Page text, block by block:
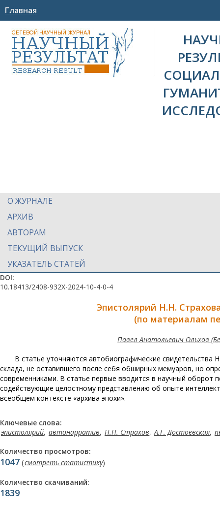
Главная
О ЖУРНАЛЕ
АРХИВ
АВТОРАМ
ТЕКУЩИЙ ВЫПУСК
УКАЗАТЕЛЬ СТАТЕЙ
DOI:
10.18413/2408-932X-2024-10-4-0-4
Эпистолярий Н.Н.
(по материалам
Павел Анатольевич Ольхов
В статье уточняются автобиографические свидетельства
склада, не оставившего после себя обширных мемуаров, но
современниками. В статье первые вводится в научный оборот
содействующие целостному представлению об опыте
всеобщем контексте «архива эпохи».
Ключевые слова:
эпистолярий, автонарратив, Н.Н. Страхов, А.Г. Достоевская,
Количество просмотров:
1047 (смотреть статистику)
Количество скачиваний:
1839